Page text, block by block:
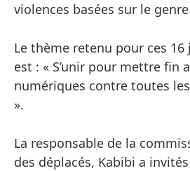
violences basées sur le
Le thème retenu pour ces 16
est : « S’unir pour mettre fin
numériques contre toutes
».
La responsable de la
des déplacés, Kabibi a